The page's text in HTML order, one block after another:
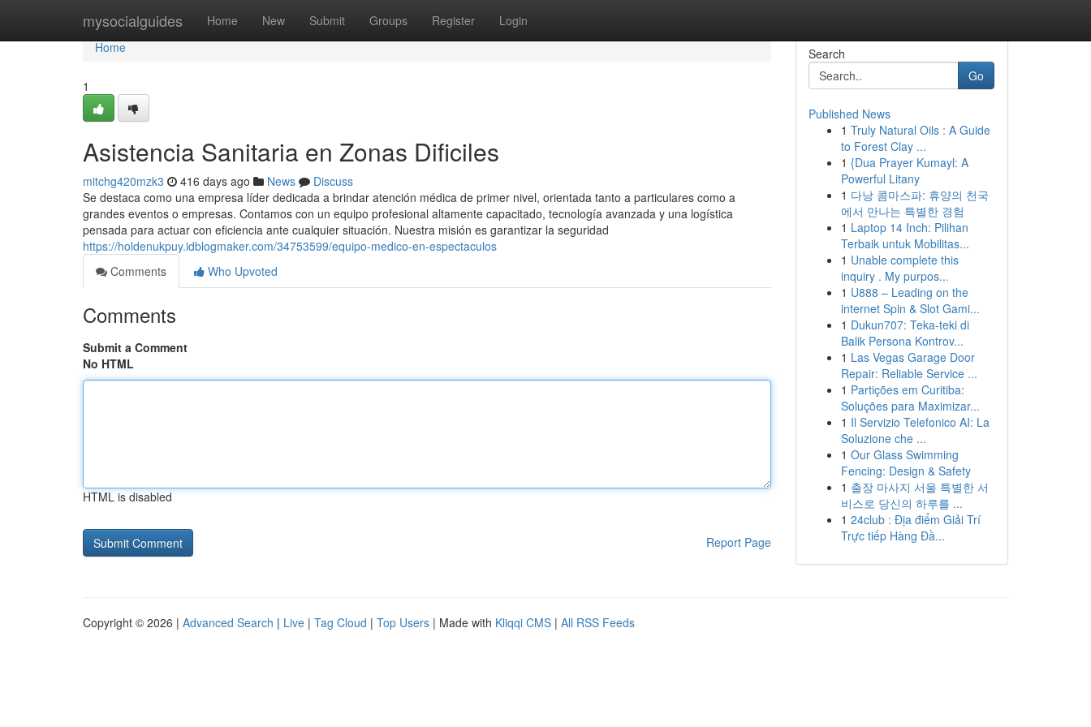
mysocialguides Home New Submit Groups Register Login
Home
Home
1
Asistencia Sanitaria en Zonas Dificiles
mitchg420mzk3 416 days ago News
Discuss
Se destaca como una empresa líder dedicada a brindar atención médica de primer nivel, orientada tanto a particulares como a
grandes eventos o empresas. Contamos con un equipo profesional altamente capacitado, tecnología avanzada y una logística
pensada para actuar con eficiencia ante cualquier situación. Nuestra misión es garantizar la seguridad
https://holdenukpuy.idblogmaker.com/34753599/equipo-medico-en-espectaculos
Comments
Who Upvoted
Comments
Submit a Comment
No HTML
HTML is disabled
Report Page
Search
Go
Published News
1 Truly Natural Oils : A Guide
to Forest Clay ...
1 {Dua Prayer Kumayl: A
Powerful Litany
1 다낭 콤마스파: 휴양의 천국
에서 만나는 특별한 경험
1 Laptop 14 Inch: Pilihan
Terbaik untuk Mobilitas...
1 Unable complete this
inquiry . My purpos...
1 U888 – Leading on the
internet Spin & Slot Gami...
1 Dukun707: Teka-teki di
Balik Persona Kontrov...
1 Las Vegas Garage Door
Repair: Reliable Service ...
1 Partições em Curitiba:
Soluções para Maximizar...
1 Il Servizio Telefonico AI: La
Soluzione che ...
1 Our Glass Swimming
Fencing: Design & Safety
1 출장 마사지 서울 특별한 서
비스로 당신의 하루를 ...
1 24club : Địa điểm Giải Trí
Trực tiếp Hàng Đầ...
Copyright © 2026 | Advanced Search | Live | Tag Cloud | Top Users | Made with Kliqqi CMS | All RSS Feeds